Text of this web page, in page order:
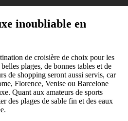
inoubliable en
de croisière de choix pour les
plages, de bonnes tables et de
de shopping seront aussi servis, car
Florence, Venise ou Barcelone
Quant aux amateurs de sports
des plages de sable fin et des eaux